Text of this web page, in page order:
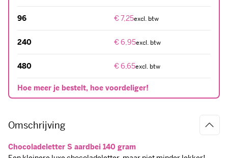
96 € 7,25
240 € 6,95
480 € 6,65
Hoe meer je bestelt, hoe voordeliger!
Omschrijving
Chocoladeletter S aardbei 140 gram